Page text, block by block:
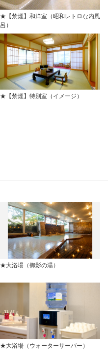
★【禁煙】和洋室（昭和レトロな内風
呂）
★【禁煙】特別室（イメージ）
★大浴場（御影の湯）
★大浴場（ウォーターサーバー）